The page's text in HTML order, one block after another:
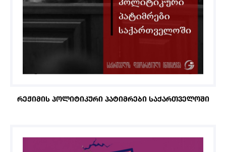
ᲠᲔᲟᲘᲛᲘᲡ ᲞᲝᲚᲘᲢᲘᲙᲣᲠᲘ ᲞᲐᲢᲘᲛᲠᲔᲑᲘ ᲡᲐᲥᲐᲠᲗᲕᲔᲚᲝᲨᲘ